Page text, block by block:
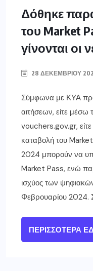
Δόθηκε
του Market
γίνονται οι
28 ΔΕΚΕΜΒΡΊΟΥ
Σύμφωνα με ΚΥΑ
αιτήσεων, είτε
vouchers.gov.gr,
καταβολή του
2024 μπορούν να
Market Pass, ενώ
ισχύος των
Φεβρουαρίου 2024.
ΠΕΡΙΣΣΌΤΕΡΑ